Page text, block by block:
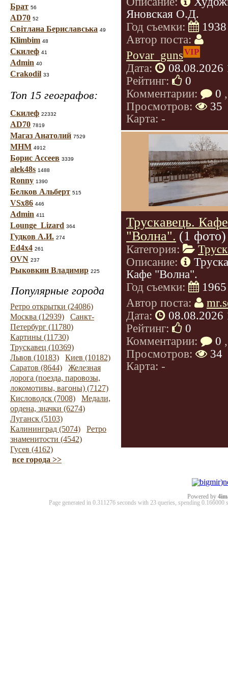
Брат 56
AD70 52
Світлана Бериславська 49
Klimbim 48
Скилеф 41
Admin 40
Crakodil 33
Топ 15 географов:
Скилеф 22332
AD70 7819
Магаз Анатолий 7529
МНМ 4912
Борис Ассеев 3339
alek48s 1488
Ronny 1390
Белков Альберт 515
VSx86 446
Admin 411
Lounge_Lizard 364
Гудков А.И. 274
Ed4x4 261
OVN 237
Рыковкин Владимир 225
Популярные города
Ретро открытки (24086)
Москва (12939)
Санкт-
Петербург (11780)
Картины (11730)
Трускавец (10369)
Львов (10183)
Киев (10182)
Саратов (8644)
Железная
дорога (поезда, паровозы,
локомотивы, вагоны) (7127)
Кисловодск (7008)
Медали,
ордена, значки (6274)
Луганск (5103)
Калининград (5074)
Ретро
знаменитости (4542)
Гусев (4162)
все города >>
Яновская О.Д.
Год съемки:
1938
Автор поста:
Povar_gunsVIP
Дата:
08.08.2026
Рейтинг:
0
Комментарии:
0 ,
Просмотров:
35
Карта: -
Трускавець. Кафе
"Волна". (1 фото)
Категория:
Описание:
Кафе "Волна".
Год съемки:
1965
Автор поста:
Дата:
08.08.2026
Рейтинг:
0
Комментарии:
0 ,
Просмотров:
34
Карта: -
Powered by
Page generated in 0.311276 seconds with 23 queries, spending